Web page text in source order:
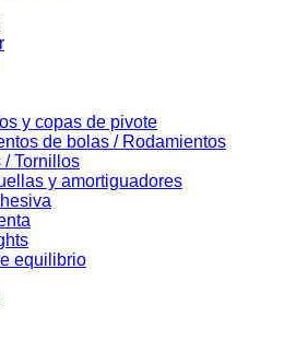
y copas de pivote
de bolas / Rodamientos
/ Tornillos
y amortiguadores
equilibrio